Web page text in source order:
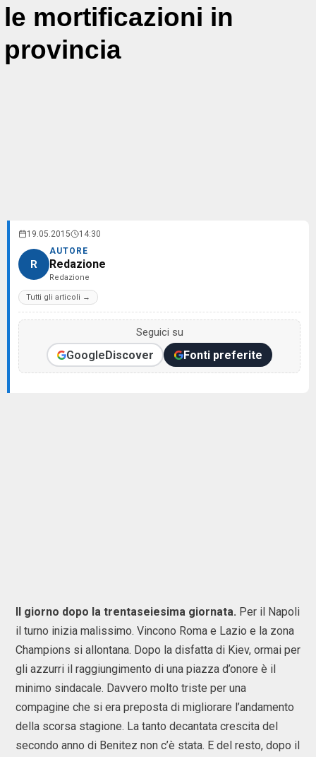
le mortificazioni in
provincia
19.05.2015 14:30
R
AUTORE
Redazione
Redazione
Tutti gli articoli →
Seguici su
GoogleDiscover Fonti preferite
Il giorno dopo la trentaseiesima giornata. Per il Napoli
il turno inizia malissimo. Vincono Roma e Lazio e la zona
Champions si allontana. Dopo la disfatta di Kiev, ormai per
gli azzurri il raggiungimento di una piazza d’onore è il
minimo sindacale. Davvero molto triste per una
compagine che si era preposta di migliorare l’andamento
della scorsa stagione. La tanto decantata crescita del
secondo anno di Benitez non c’è stata. E del resto, dopo il